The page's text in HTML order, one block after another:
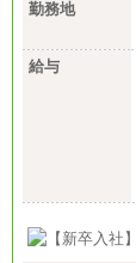
勤務地
給与